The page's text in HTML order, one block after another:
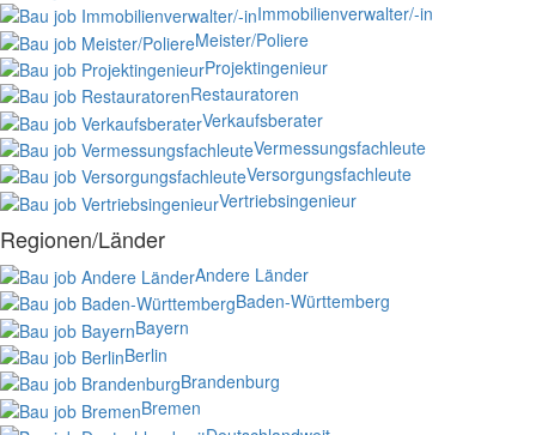
Immobilienverwalter/-in
Meister/Poliere
Projektingenieur
Restauratoren
Verkaufsberater
Vermessungsfachleute
Versorgungsfachleute
Vertriebsingenieur
Regionen/Länder
Andere Länder
Baden-Württemberg
Bayern
Berlin
Brandenburg
Bremen